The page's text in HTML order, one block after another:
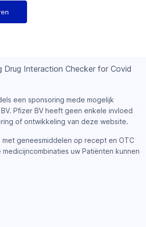
een sponsoring mede mogelijk
Pfizer BV heeft geen enkele invloed
of ontwikkeling van deze website.
met geneesmiddelen op recept en OTC
uw Patiënten kunnen